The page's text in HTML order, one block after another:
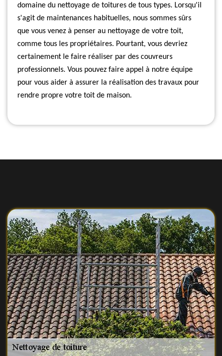
domaine du nettoyage de toitures de tous types. Lorsqu'il
s'agit de maintenances habituelles, nous sommes sûrs
que vous venez à penser au nettoyage de votre toit,
comme tous les propriétaires. Pourtant, vous devriez
certainement le faire réaliser par des couvreurs
professionnels. Vous pouvez faire appel à notre équipe
pour vous aider à assurer la réalisation des travaux pour
rendre propre votre toit de maison.